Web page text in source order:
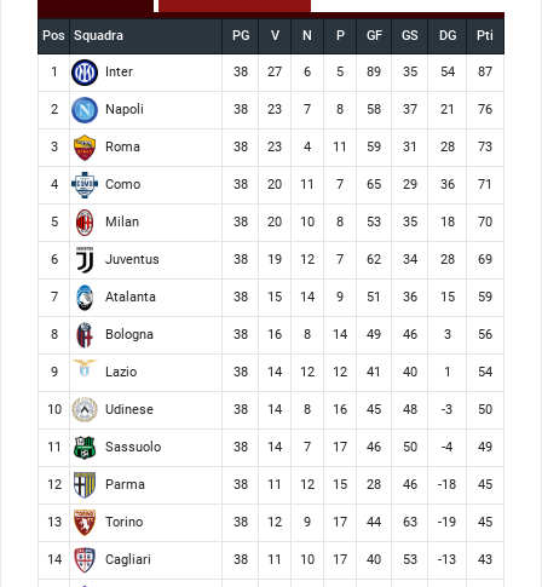
Pos Squadra PG V N P GF GS DG Pti
1 Inter 38 27 6 5 89 35 54 87
2 Napoli 38 23 7 8 58 37 21 76
3 Roma 38 23 4 11 59 31 28 73
4 Como 38 20 11 7 65 29 36 71
5 Milan 38 20 10 8 53 35 18 70
6 Juventus 38 19 12 7 62 34 28 69
7 Atalanta 38 15 14 9 51 36 15 59
8 Bologna 38 16 8 14 49 46 3 56
9 Lazio 38 14 12 12 41 40 1 54
10 Udinese 38 14 8 16 45 48 -3 50
11 Sassuolo 38 14 7 17 46 50 -4 49
12 Parma 38 11 12 15 28 46 -18 45
13 Torino 38 12 9 17 44 63 -19 45
14 Cagliari 38 11 10 17 40 53 -13 43